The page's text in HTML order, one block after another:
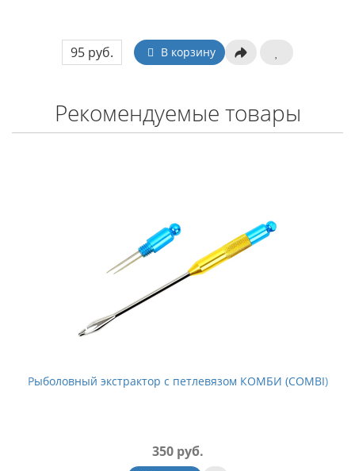
95 руб. В корзину
Рекомендуемые товары
Рыболовный экстрактор с петлевязом КОМБИ (COMBI)
350 руб.